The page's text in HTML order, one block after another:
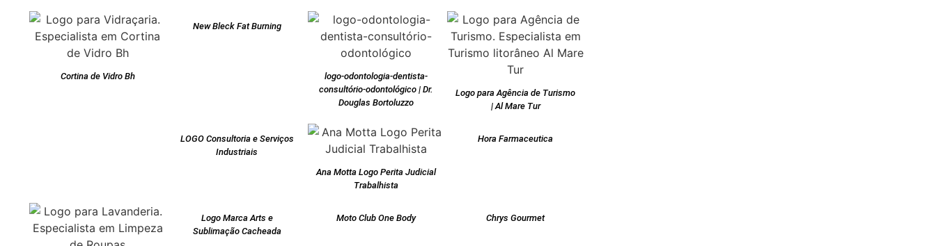
Cortina de Vidro Bh
New Bleck Fat Burning
logo-odontologia-dentista-
consultório-odontológico | Dr.
Douglas Bortoluzzo
Logo para Agência de Turismo
| Al Mare Tur
LOGO Consultoria e Serviços
Industriais
Ana Motta Logo Perita Judicial
Trabalhista
Hora Farmaceutica
Logo Marca Arts e
Sublimação Cacheada
Moto Club One Body Chrys Gourmet